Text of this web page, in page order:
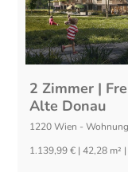
2 Zimmer |
Alte Donau
1220 Wien -
1.139,99 € | 42,28 m² |